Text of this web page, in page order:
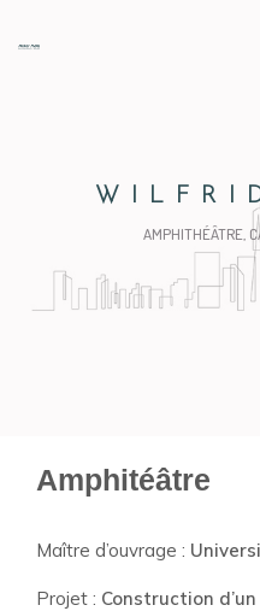
AMPHITHÉÂTRE,
Amphitéâtre
Maître d’ouvrage :
Projet : Construction